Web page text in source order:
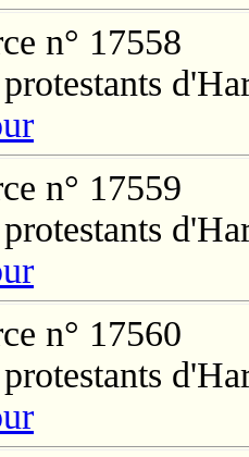
n° 17558
protestants
n° 17559
protestants
n° 17560
protestants